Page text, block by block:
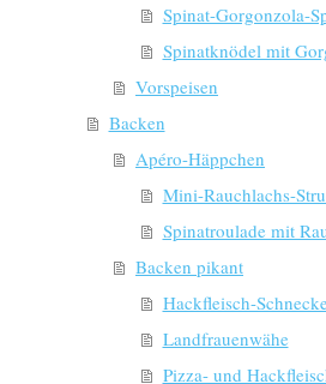
Spinat-Gorgonzola-
Spinatknödel mit
Vorspeisen
Backen
Apéro-Häppchen
Mini-Rauchlachs-
Spinatroulade mit
Backen pikant
Hackfleisch-
Landfrauenwähe
Pizza- und